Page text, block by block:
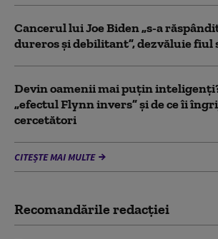
Cancerul lui Joe Biden „s-a
dureros și debilitant”, dezvăluie fiul
Devin oamenii mai puțin
„efectul Flynn invers” și de ce îi
cercetători
CITEȘTE MAI MULTE
Recomandările redacţiei